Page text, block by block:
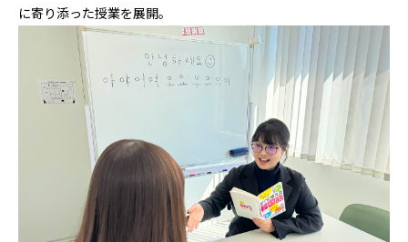
に寄り添った授業を展開。